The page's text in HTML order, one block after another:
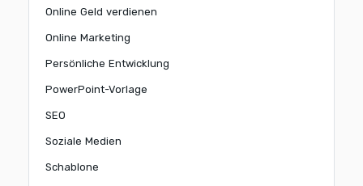
Online Geld verdienen
Online Marketing
Persönliche Entwicklung
PowerPoint-Vorlage
SEO
Soziale Medien
Schablone